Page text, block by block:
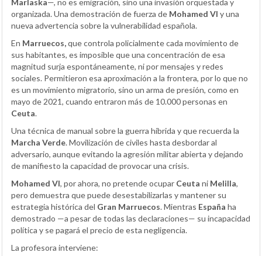
Marlaska—, no es emigración, sino una invasión orquestada y
organizada. Una demostración de fuerza de Mohamed VI y una
nueva advertencia sobre la vulnerabilidad española.
En Marruecos,que controla policialmente cada movimiento de
sus habitantes, es imposible que una concentración de esa
magnitud surja espontáneamente, ni por mensajes y redes
sociales. Permitieron esa aproximación a la frontera, por lo que no
es un movimiento migratorio, sino un arma de presión, como en
mayo de 2021, cuando entraron más de 10.000 personas en
Ceuta.
Una técnica de manual sobre la guerra híbrida y que recuerda la
Marcha Verde. Movilización de civiles hasta desbordar al
adversario, aunque evitando la agresión militar abierta y dejando
de manifiesto la capacidad de provocar una crisis.
Mohamed VI, por ahora, no pretende ocupar Ceuta ni Melilla,
pero demuestra que puede desestabilizarlas y mantener su
estrategia histórica del Gran Marruecos. Mientras España ha
demostrado —a pesar de todas las declaraciones— su incapacidad
política y se pagará el precio de esta negligencia.
La profesora interviene: